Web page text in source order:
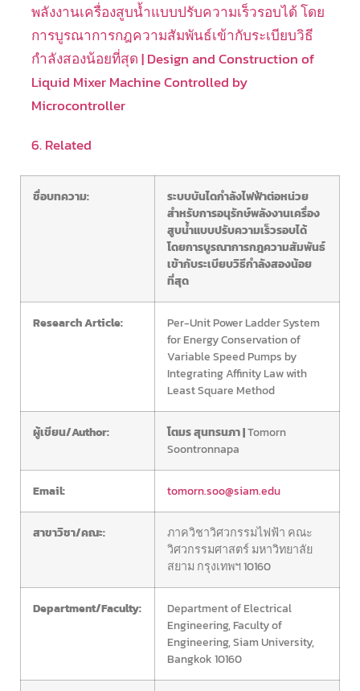
พลังงานเครื่องสูบน้ำแบบปรับความเร็วรอบได้ โดย
การบูรณาการกฎความสัมพันธ์เข้ากับระเบียบวิธี
กำลังสองน้อยที่สุด | Design and Construction of
Liquid Mixer Machine Controlled by
Microcontroller
6. Related
ชื่อบทความ:
ระบบบันไดกำลังไฟฟ้าต่อหน่วย
สำหรับการอนุรักษ์พลังงานเครื่อง
สูบน้ำแบบปรับความเร็วรอบได้
โดยการบูรณาการกฎความสัมพันธ์
เข้ากับระเบียบวิธีกำลังสองน้อย
ที่สุด
Research Article:
Per-Unit Power Ladder System
for Energy Conservation of
Variable Speed Pumps by
Integrating Affinity Law with
Least Square Method
ผู้เขียน/Author: โตมร สุนทรนภา |Tomorn
Soontronnapa
Email: tomorn.soo@siam.edu
สาขาวิชา/คณะ:
ภาควิชาวิศวกรรมไฟฟ้า คณะ
วิศวกรรมศาสตร์ มหาวิทยาลัย
สยาม กรุงเทพฯ 10160
Department/Faculty:
Department of Electrical
Engineering, Faculty of
Engineering, Siam University,
Bangkok 10160